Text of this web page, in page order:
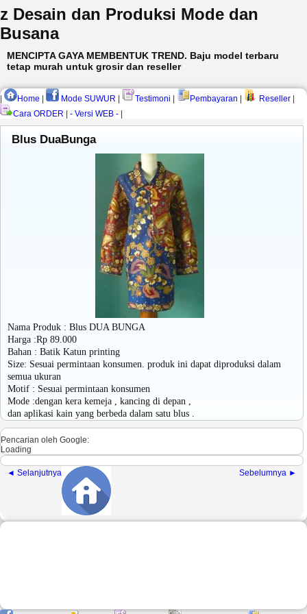
z Desain dan Produksi Mode dan
Busana
MENCIPTA GAYA MEMBENTUK TREND. Baju model terbaru
tetap murah untuk grosir dan reseller
Home Mode SUWUR Testimoni Pembayaran Reseller
Cara ORDER
- Versi WEB -
Blus DuaBunga
Nama Produk : Blus DUA BUNGA
Harga :Rp 89.000
Bahan : Batik Katun printing
Size: Sesuai permintaan konsumen. produk ini dapat diproduksi dalam
semua ukuran
Motif : Sesuai permintaan konsumen
Mode :dengan kera kemeja , kancing di depan ,
dan aplikasi kain yang berbeda dalam satu blus .
Pencarian oleh Google:
Loading
◄ Selanjutnya Sebelumnya ►